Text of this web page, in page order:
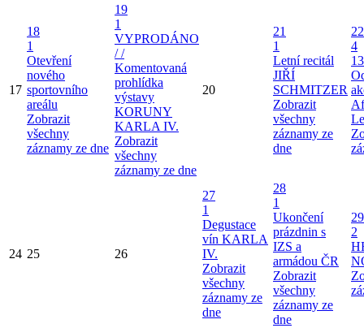
17
18
1
Otevření
nového
sportovního
areálu
Zobrazit
všechny
záznamy ze dne
19
1
VYPRODÁNO
/ /
Komentovaná
prohlídka
výstavy
KORUNY
KARLA IV.
Zobrazit
všechny
záznamy ze dne
20
21
1
Letní recitál
JIŘÍ
SCHMITZER
Zobrazit
všechny
záznamy ze
dne
22
4
24 25 26
27
1
Degustace
vín KARLA
IV.
Zobrazit
všechny
záznamy ze
dne
28
1
Ukončení
prázdnin s
IZS a
armádou ČR
Zobrazit
všechny
záznamy ze
dne
29
2